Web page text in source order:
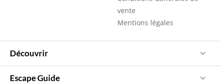
vente
Mentions légales
Découvrir
Escape Guide